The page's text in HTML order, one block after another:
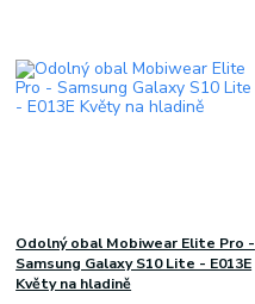
Odolný obal Mobiwear Elite Pro -
Samsung Galaxy S10 Lite - E013E
Květy na hladině